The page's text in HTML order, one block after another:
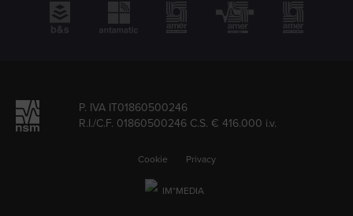
P. IVA IT01860500246
R.I./C.F. 01860500246 C.S. € 416.000 i.v.
Cookie Privacy